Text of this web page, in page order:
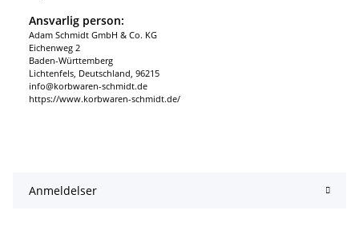
Ansvarlig person:
Adam Schmidt GmbH & Co. KG
Eichenweg 2
Baden-Württemberg
Lichtenfels, Deutschland, 96215
info@korbwaren-schmidt.de
https://www.korbwaren-schmidt.de/
Anmeldelser